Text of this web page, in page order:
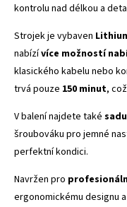
kontrolu nad délkou a
Strojek je vybaven
nabízívíce možností
klasického kabelu nebo
trvá pouze 150 minut,
V balení najdete také
šroubováku pro jemné
perfektní kondici.
Navržen pro
ergonomickému designu